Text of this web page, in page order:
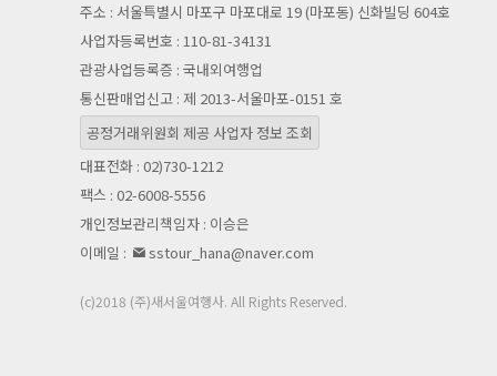
주소 : 서울특별시 마포구 마포대로 19 (마포동) 신화빌딩 604호
사업자등록번호 : 110-81-34131
관광사업등록증 : 국내외여행업
통신판매업신고 : 제 2013-서울마포-0151 호
공정거래위원회 제공 사업자 정보 조회
대표전화 : 02)730-1212
팩스 : 02-6008-5556
개인정보관리책임자 : 이승은
이메일 :
sstour_hana@naver.com
(c)2018 (주)새서울여행사. All Rights Reserved.